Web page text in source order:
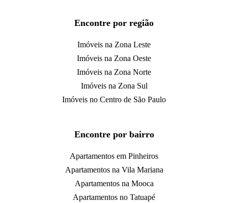
Encontre por região
Imóveis na Zona Leste
Imóveis na Zona Oeste
Imóveis na Zona Norte
Imóveis na Zona Sul
Imóveis no Centro de São Paulo
Encontre por bairro
Apartamentos em Pinheiros
Apartamentos na Vila Mariana
Apartamentos na Mooca
Apartamentos no Tatuapé